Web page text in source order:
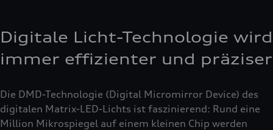
Digitale Licht-Technologie wird
immer effizienter und präziser
Die DMD-Technologie (Digital Micromirror Device) des
digitalen Matrix-LED-Lichts ist faszinierend: Rund eine
Million Mikrospiegel auf einem kleinen Chip werden